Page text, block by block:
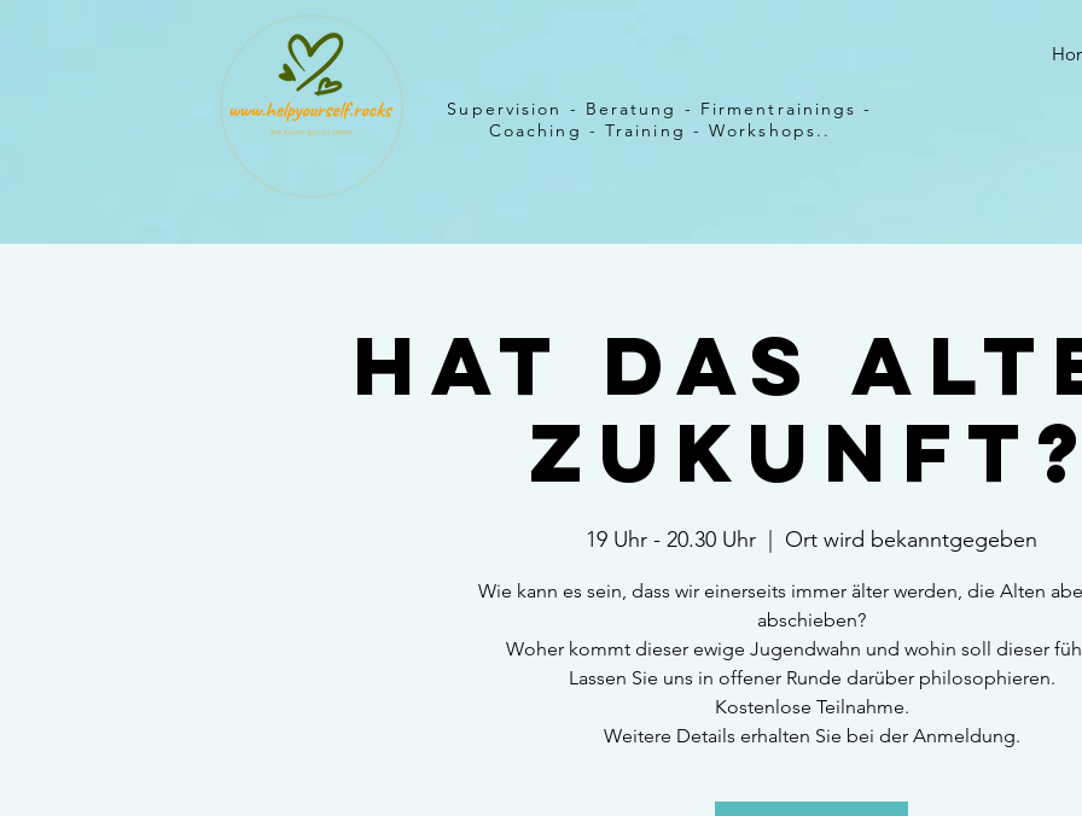
Supervision - Beratung - Firmentrainings -
Coaching - Training - Workshops..
Hat das
19 Uhr - 20.30 Uhr Ort wird bekanntgegeben
Wie kann es sein, dass wir einerseits immer älter werden, die Alten
abschieben?
Woher kommt dieser ewige Jugendwahn und wohin soll dieser
Lassen Sie uns in offener Runde darüber philosophieren.
Kostenlose Teilnahme.
Weitere Details erhalten Sie bei der Anmeldung.